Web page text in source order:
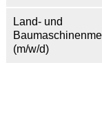
Land- und
(m/w/d)